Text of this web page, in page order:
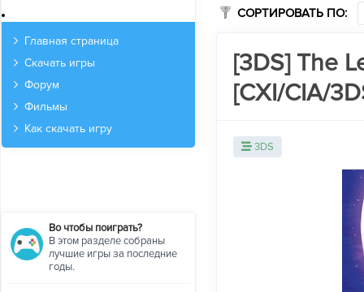
Главная страница
Скачать игры
Форум
Фильмы
Как скачать игру
Во чтобы поиграть?
В этом разделе собраны
лучшие игры за последние
годы.
СОРТИРОВАТЬ ПО:
[3DS] The
[CXI/CIA/
3DS